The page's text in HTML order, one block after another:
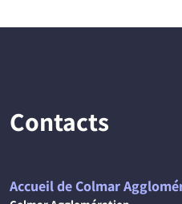
Contacts
Accueil de Colmar